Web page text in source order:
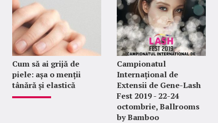
Cum să ai grijă de
piele: așa o menții
tânără și elastică
Campionatul
Internațional de
Extensii de Gene-Lash
Fest 2019 - 22-24
octombrie, Ballrooms
by Bamboo